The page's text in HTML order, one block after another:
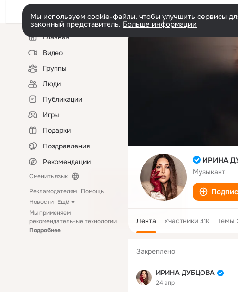
Мы используем cookie-файлы, чтобы улучшить сервисы
законный представитель. Больше информации
Левая
колонкаГлавная
Видео
Группы
Люди
Публикации
Игры
Подарки
Поздравления
Рекомендации
Сменить язык
Рекламодателям Помощь
Новости Ещё
Мы применяем
рекомендательные технологии
Подробнее
ИРИНА
Музыкант
Лента Участники 41K Темы
Закреплено
ИРИНА ДУБЦОВА
24 апр